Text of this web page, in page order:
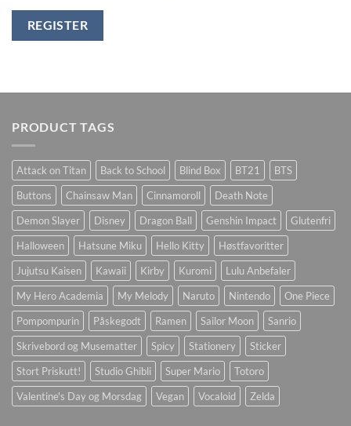
REGISTER
PRODUCT TAGS
Attack on Titan Back to School Blind Box BT21
BTS
Buttons
Chainsaw Man Cinnamoroll
Death Note
Demon Slayer
Disney Dragon Ball Genshin Impact
Glutenfri
Halloween
Hatsune Miku Hello Kitty
Høstfavoritter
Jujutsu Kaisen
Kawaii Kirby Kuromi
Lulu Anbefaler
My Hero Academia
My Melody Naruto Nintendo
One Piece
Pompompurin
Påskegodt Ramen Sailor Moon
Sanrio
Skrivebord og Musematter
Spicy Stationery
Sticker
Stort Priskutt!
Studio Ghibli Super Mario
Totoro
Valentine's Day og Morsdag
Vegan Vocaloid Zelda